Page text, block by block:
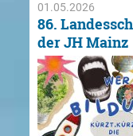
01.05.2026
86.
der JH Mainz